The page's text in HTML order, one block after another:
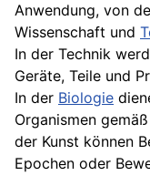
Anwendung, von
Wissenschaft und
In der Technik
Geräte, Teile und
In der Biologie
Organismen
der Kunst können
Epochen oder